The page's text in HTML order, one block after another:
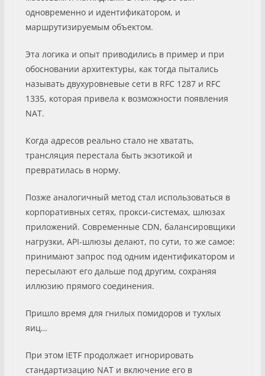
одновременно и идентификатором, и
маршрутизируемым объектом.
Эта логика и опыт приводились в пример и при
обосновании архитектуры, как тогда пытались
называть двухуровневые сети в RFC 1287 и RFC
1335, которая привела к возможности появления
NAT.
Когда адресов реально стало не хватать,
трансляция перестала быть экзотикой и
превратилась в норму.
Позже аналогичный метод стал использоваться в
корпоративных сетях, прокси-системах, шлюзах
приложений. Современные CDN, балансировщики
нагрузки, API-шлюзы делают, по сути, то же самое:
принимают запрос под одним идентификатором и
пересылают его дальше под другим, сохраняя
иллюзию прямого соединения.
Пришло время для гнилых помидоров и тухлых
яиц…
При этом IETF продолжает игнорировать
стандартизацию NAT и включение его в